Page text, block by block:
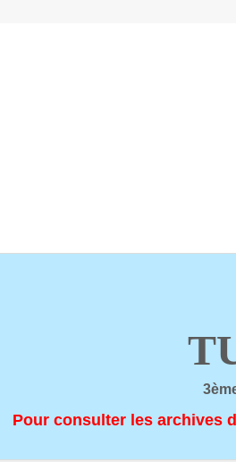
Pour consulter les archives